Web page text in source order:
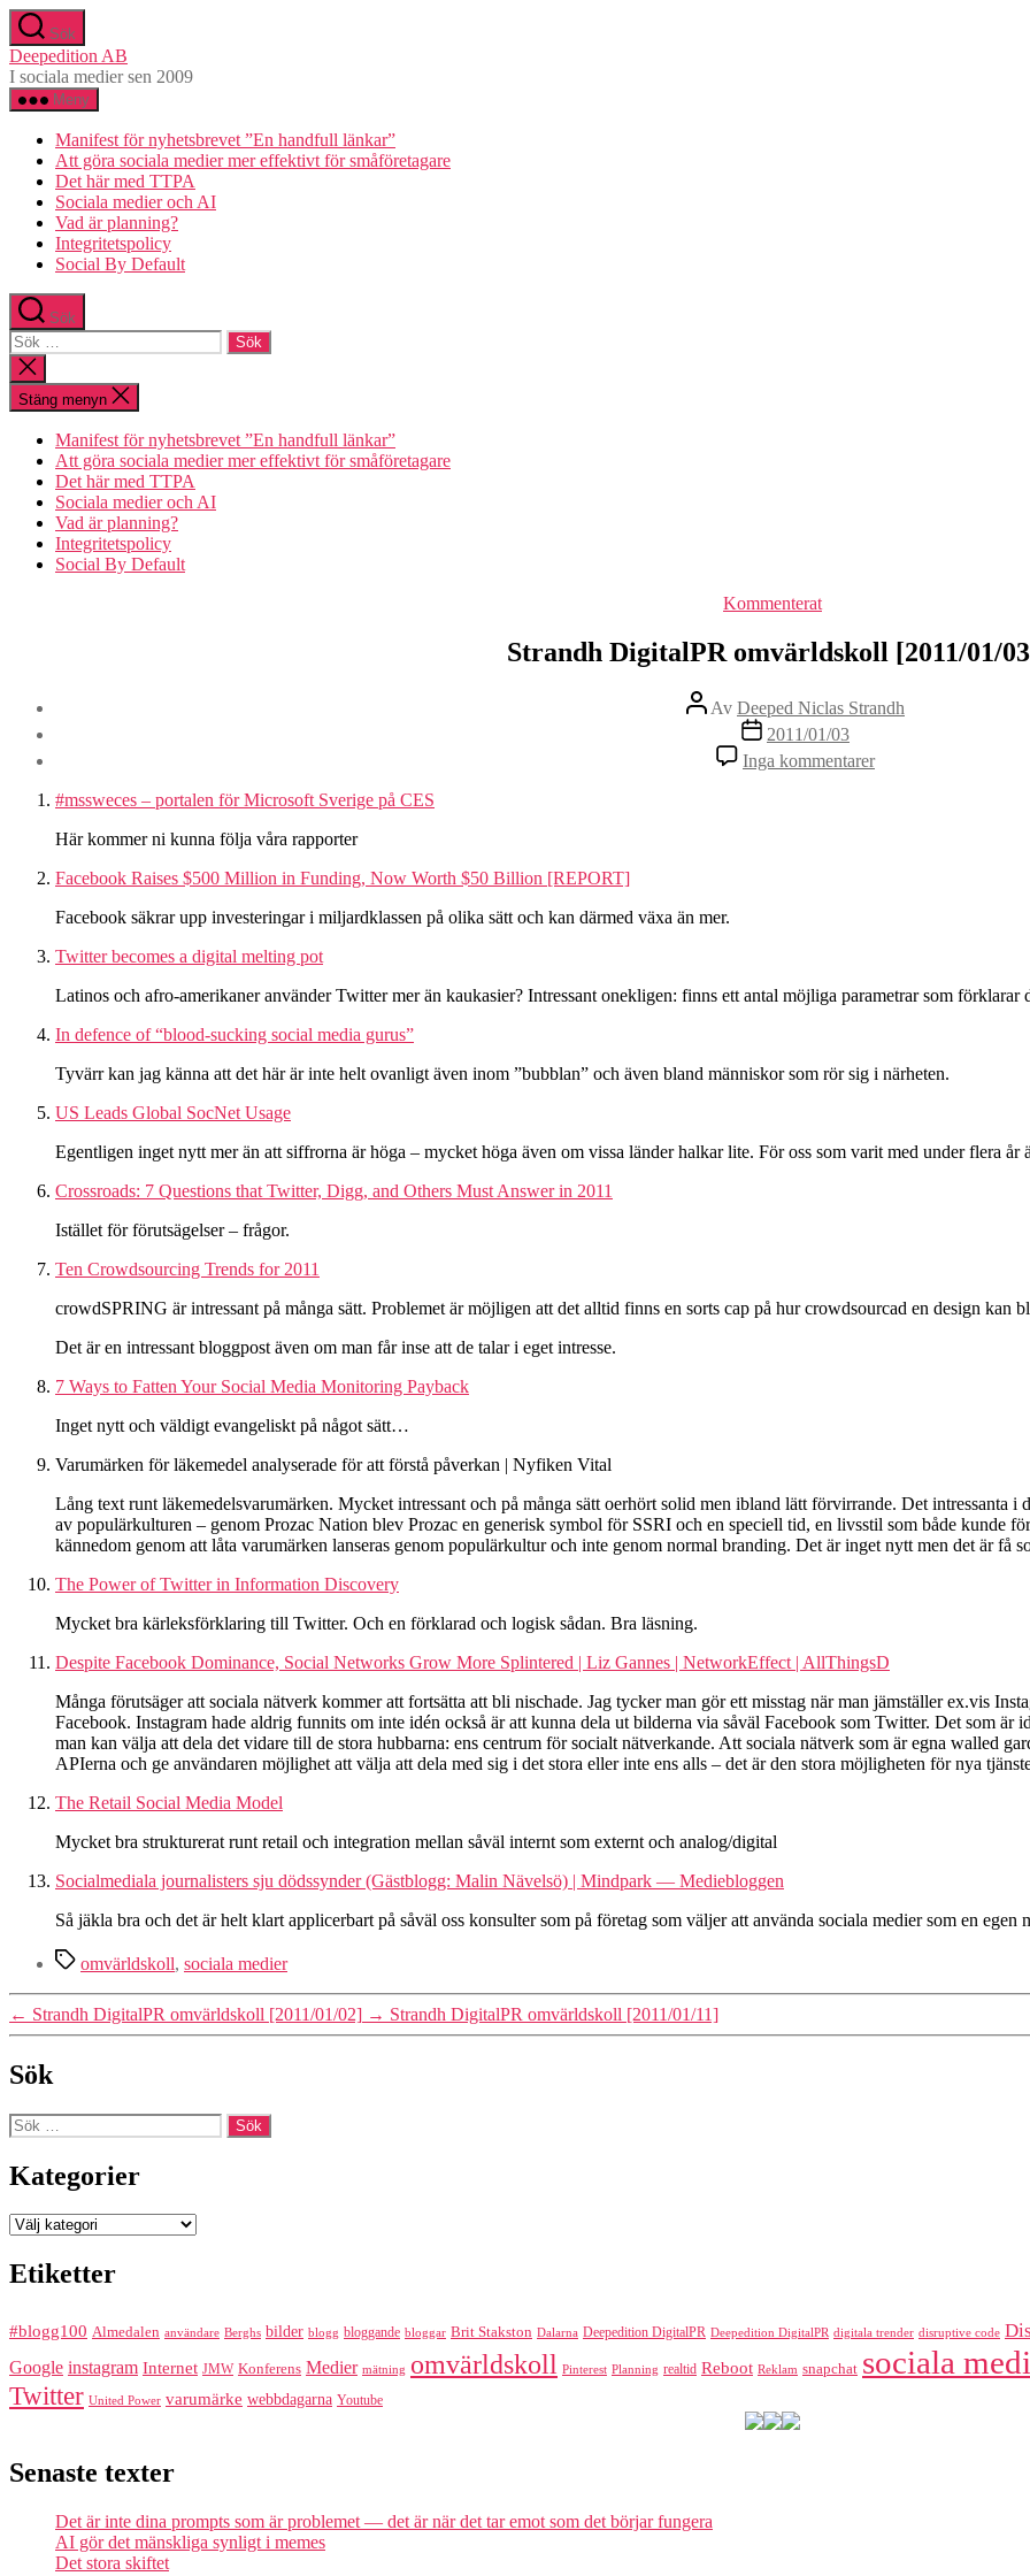
Hoppa
till
innehåll
Sök
Deepedition AB
I sociala medier sen 2009
Meny
Manifest för nyhetsbrevet ”En handfull länkar”
Att göra sociala medier mer effektivt för småföretagare
Det här med TTPA
Sociala medier och AI
Vad är planning?
Integritetspolicy
Social By Default
Sök
Sök
efter:
Stäng
sökningen
Stäng menyn
Manifest för nyhetsbrevet ”En handfull länkar”
Att göra sociala medier mer effektivt för småföretagare
Det här med TTPA
Sociala medier och AI
Vad är planning?
Integritetspolicy
Social By Default
Kategorier
Kommenterat
Strandh DigitalPR omvärldskoll [2011/01/
Inläggsförfattare
Av Deeped Niclas Strandh
Inläggsdatum
2011/01/03
Inga kommentarertill
Strandh
#mssweces – portalen för Microsoft Sverige på CES
Här kommer ni kunna följa våra rapporter
Facebook Raises $500 Million in Funding, Now Worth $50 Billion [REPORT]
Facebook säkrar upp investeringar i miljardklassen på olika sätt och kan därmed växa än mer.
Twitter becomes a digital melting pot
Latinos och afro-amerikaner använder Twitter mer än kaukasier? Intressant onekligen: finns ett antal möjliga parametrar som förklarar
In defence of “blood-sucking social media gurus”
Tyvärr kan jag känna att det här är inte helt ovanligt även inom ”bubblan” och även bland människor som rör sig i närheten.
US Leads Global SocNet Usage
Egentligen inget nytt mer än att siffrorna är höga – mycket höga även om vissa länder halkar lite. För oss som varit med under flera
Crossroads: 7 Questions that Twitter, Digg, and Others Must Answer in 2011
Istället för förutsägelser – frågor.
Ten Crowdsourcing Trends for 2011
crowdSPRING är intressant på många sätt. Problemet är möjligen att det alltid finns en sorts cap på hur crowdsourcad en design kan
Det är en intressant bloggpost även om man får inse att de talar i eget intresse.
7 Ways to Fatten Your Social Media Monitoring Payback
Inget nytt och väldigt evangeliskt på något sätt…
Varumärken för läkemedel analyserade för att förstå påverkan | Nyfiken Vital
Lång text runt läkemedelsvarumärken. Mycket intressant och på många sätt oerhört solid men ibland lätt förvirrande. Det intressanta i
av populärkulturen – genom Prozac Nation blev Prozac en generisk symbol för SSRI och en speciell tid, en livsstil som både kunde
kännedom genom att låta varumärken lanseras genom populärkultur och inte genom normal branding. Det är inget nytt men det är få
The Power of Twitter in Information Discovery
Mycket bra kärleksförklaring till Twitter. Och en förklarad och logisk sådan. Bra läsning.
Despite Facebook Dominance, Social Networks Grow More Splintered | Liz Gannes | NetworkEffect | AllThingsD
Många förutsäger att sociala nätverk kommer att fortsätta att bli nischade. Jag tycker man gör ett misstag när man jämställer ex.vis
Facebook. Instagram hade aldrig funnits om inte idén också är att kunna dela ut bilderna via såväl Facebook som Twitter. Det som är
man kan välja att dela det vidare till de stora hubbarna: ens centrum för socialt nätverkande. Att sociala nätverk som är egna walled
APIerna och ge användaren möjlighet att välja att dela med sig i det stora eller inte ens alls – det är den stora möjligheten för nya
The Retail Social Media Model
Mycket bra strukturerat runt retail och integration mellan såväl internt som externt och analog/digital
Socialmediala journalisters sju dödssynder (Gästblogg: Malin Nävelsö) | Mindpark — Mediebloggen
Så jäkla bra och det är helt klart applicerbart på såväl oss konsulter som på företag som väljer att använda sociala medier som en
Etiketter
omvärldskoll, sociala medier
← Strandh DigitalPR omvärldskoll [2011/01/02] → Strandh DigitalPR omvärldskoll [2011/01/11]
Sök
Sök
efter:
Kategorier
Kategorier
Etiketter
#blogg100 Almedalen användare Berghs bilder blogg bloggande bloggar Brit Stakston Dalarna Deepedition DigitalPR Deepedition DigitalPR digitala trender disruptive code
Google instagram Internet JMW Konferens Medier mätning omvärldskoll Pinterest Planning realtid Reboot Reklam snapchat sociala
Twitter United Power varumärke webbdagarna Youtube
Senaste texter
Det är inte dina prompts som är problemet — det är när det tar emot som det börjar fungera
AI gör det mänskliga synligt i memes
Det stora skiftet